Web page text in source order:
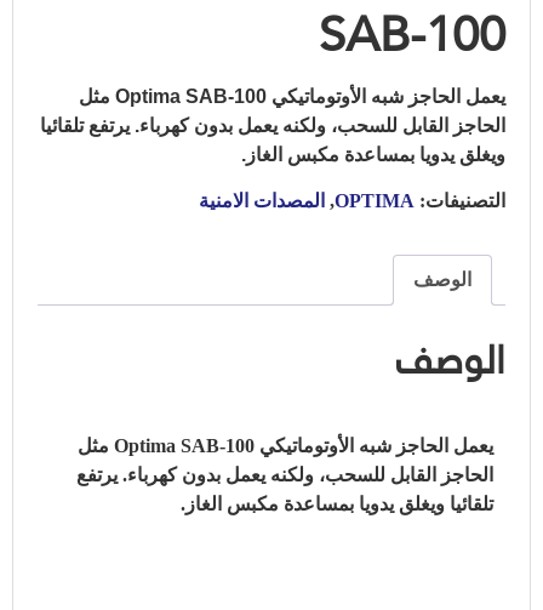
SAB-100
يعمل الحاجز شبه الأوتوماتيكي Optima SAB-100 مثل
الحاجز القابل للسحب، ولكنه يعمل بدون كهرباء. يرتفع تلقائيا
ويغلق يدويا بمساعدة مكبس الغاز.
التصنيفات: OPTIMA
, المصدات الامنية
الوصف
الوصف
يعمل الحاجز شبه الأوتوماتيكي Optima SAB-100 مثل
الحاجز القابل للسحب، ولكنه يعمل بدون كهرباء. يرتفع
تلقائيا ويغلق يدويا بمساعدة مكبس الغاز.